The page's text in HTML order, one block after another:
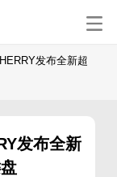
发布全新超
发布全新